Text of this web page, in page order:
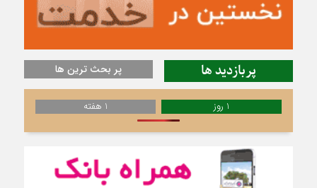
پربازدید ها پر بحث ترین ها
1 روز 1 هفته